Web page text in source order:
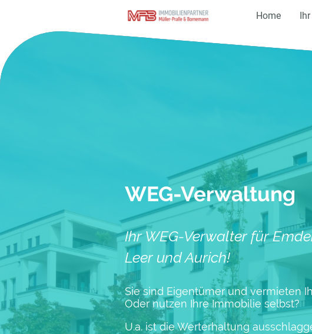
Home
WEG-Verwaltung
Ihr WEG-Verwalter für
Leer und Aurich!
Sie sind Eigentümer und vermieten
Oder nutzen Ihre Immobilie selbst?
U.a. ist die Werterhaltung